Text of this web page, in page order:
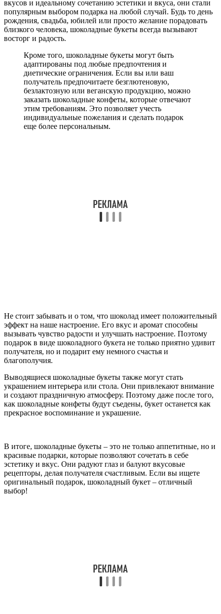
вкусов и идеальному сочетанию эстетики и вкуса, они стали
популярным выбором подарка на любой случай. Будь то день
рождения, свадьба, юбилей или просто желание порадовать
близкого человека, шоколадные букеты всегда вызывают
восторг и радость.
Кроме того, шоколадные букеты могут быть
адаптированы под любые предпочтения и
диетические ограничения. Если вы или ваш
получатель предпочитаете безглютеновую,
безлактозную или веганскую продукцию, можно
заказать шоколадные конфеты, которые отвечают
этим требованиям. Это позволяет учесть
индивидуальные пожелания и сделать подарок
еще более персональным.
Не стоит забывать и о том, что шоколад имеет положительный
эффект на наше настроение. Его вкус и аромат способны
вызывать чувство радости и улучшать настроение. Поэтому
подарок в виде шоколадного букета не только приятно удивит
получателя, но и подарит ему немного счастья и
благополучия.
Выводящиеся шоколадные букеты также могут стать
украшением интерьера или стола. Они привлекают внимание
и создают праздничную атмосферу. Поэтому даже после того,
как шоколадные конфеты будут съедены, букет останется как
прекрасное воспоминание и украшение.
В итоге, шоколадные букеты – это не только аппетитные, но и
красивые подарки, которые позволяют сочетать в себе
эстетику и вкус. Они радуют глаз и балуют вкусовые
рецепторы, делая получателя счастливым. Если вы ищете
оригинальный подарок, шоколадный букет – отличный
выбор!